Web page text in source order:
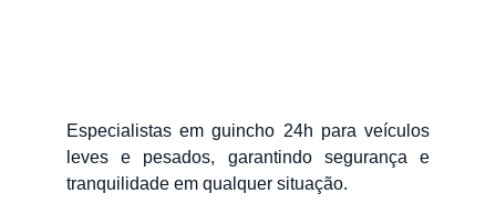
Especialistas em guincho 24h para veículos
leves e pesados, garantindo segurança e
tranquilidade em qualquer situação.